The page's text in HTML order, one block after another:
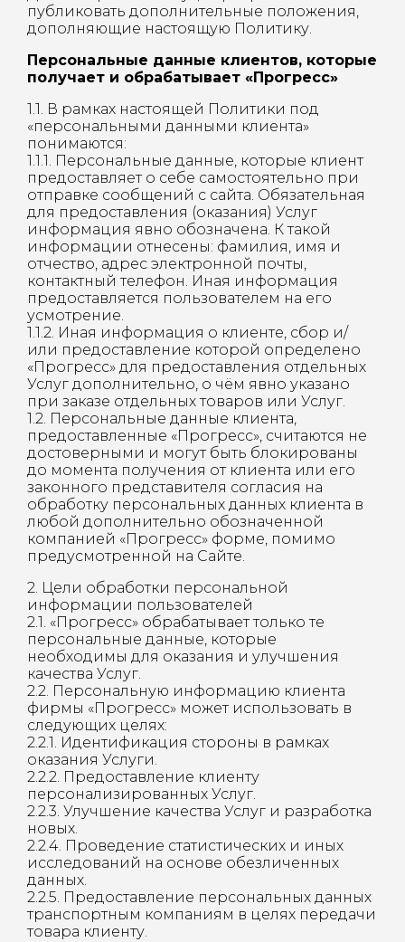
публиковать дополнительные положения,
дополняющие настоящую Политику.
Персональные данные клиентов, которые
получает и обрабатывает «Прогресс»
1.1. В рамках настоящей Политики под
«персональными данными клиента»
понимаются:
1.1.1. Персональные данные, которые клиент
предоставляет о себе самостоятельно при
отправке сообщений с сайта. Обязательная
для предоставления (оказания) Услуг
информация явно обозначена. К такой
информации отнесены: фамилия, имя и
отчество, адрес электронной почты,
контактный телефон. Иная информация
предоставляется пользователем на его
усмотрение.
1.1.2. Иная информация о клиенте, сбор и/
или предоставление которой определено
«Прогресс» для предоставления отдельных
Услуг дополнительно, о чём явно указано
при заказе отдельных товаров или Услуг.
1.2. Персональные данные клиента,
предоставленные «Прогресс», считаются не
достоверными и могут быть блокированы
до момента получения от клиента или его
законного представителя согласия на
обработку персональных данных клиента в
любой дополнительно обозначенной
компанией «Прогресс» форме, помимо
предусмотренной на Сайте.
2. Цели обработки персональной
информации пользователей
2.1. «Прогресс» обрабатывает только те
персональные данные, которые
необходимы для оказания и улучшения
качества Услуг.
2.2. Персональную информацию клиента
фирмы «Прогресс» может использовать в
следующих целях:
2.2.1. Идентификация стороны в рамках
оказания Услуги.
2.2.2. Предоставление клиенту
персонализированных Услуг.
2.2.3. Улучшение качества Услуг и разработка
новых.
2.2.4. Проведение статистических и иных
исследований на основе обезличенных
данных.
2.2.5. Предоставление персональных данных
транспортным компаниям в целях передачи
товара клиенту.